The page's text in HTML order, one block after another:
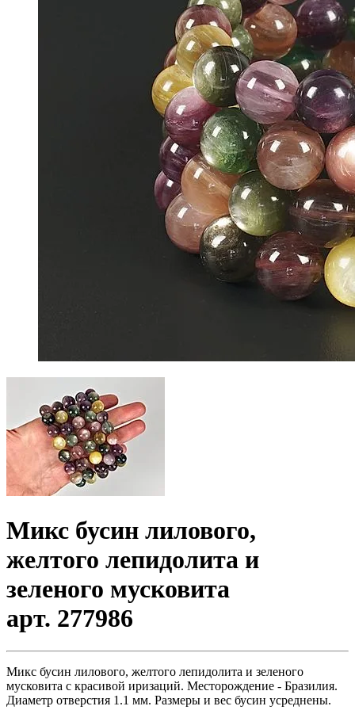
Микс бусин лилового,
желтого лепидолита и
зеленого мусковита
арт. 277986
Микс бусин лилового, желтого лепидолита и зеленого
мусковита c красивой иризаций. Месторождение - Бразилия.
Диаметр отверстия 1.1 мм. Размеры и вес бусин усреднены.